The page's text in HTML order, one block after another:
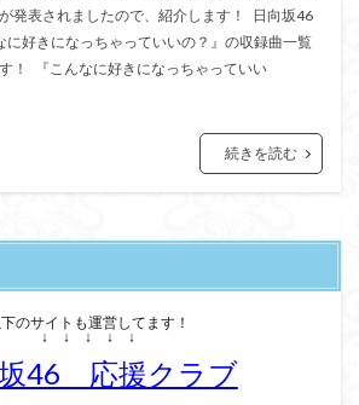
発表されましたので、紹介します！ 日向坂46
好きになっちゃっていいの？』の収録曲一覧
！ 『こんなに好きになっちゃっていい
続きを読む
のサイトも運営してます！
↓ ↓ ↓ ↓ ↓
46 応援クラブ